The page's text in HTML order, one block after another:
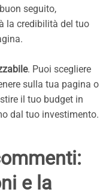
seguito,
la credibilità del tuo
. Puoi scegliere
sulla tua pagina o
il tuo budget in
dal tuo investimento.
e la